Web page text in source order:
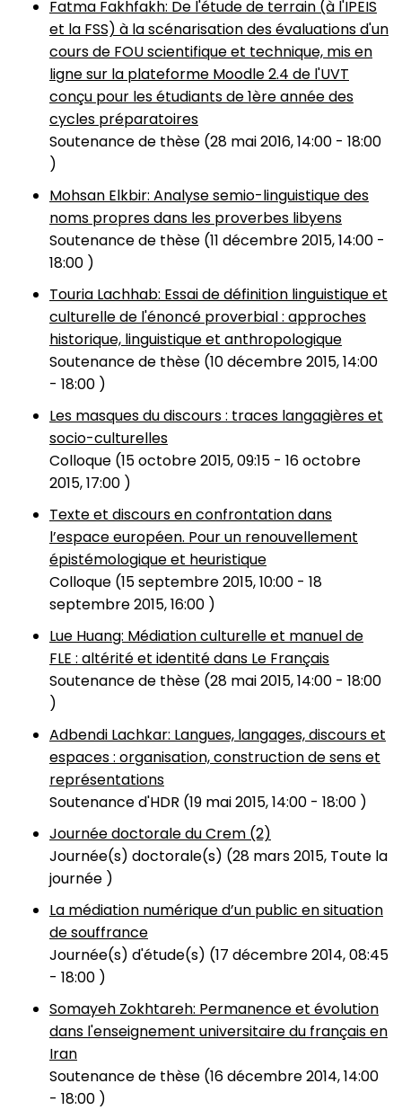
Fatma Fakhfakh: De l'étude de terrain (à l'IPEIS
et la FSS) à la scénarisation des évaluations d'un
cours de FOU scientifique et technique, mis en
ligne sur la plateforme Moodle 2.4 de l'UVT
conçu pour les étudiants de 1ère année des
cycles préparatoires
Soutenance de thèse (28 mai 2016, 14:00 - 18:00
)
Mohsan Elkbir: Analyse semio-linguistique des
noms propres dans les proverbes libyens
Soutenance de thèse (11 décembre 2015, 14:00 -
18:00 )
Touria Lachhab: Essai de définition linguistique et
culturelle de l'énoncé proverbial : approches
historique, linguistique et anthropologique
Soutenance de thèse (10 décembre 2015, 14:00
- 18:00 )
Les masques du discours : traces langagières et
socio-culturelles
Colloque (15 octobre 2015, 09:15 - 16 octobre
2015, 17:00 )
Texte et discours en confrontation dans
l’espace européen. Pour un renouvellement
épistémologique et heuristique
Colloque (15 septembre 2015, 10:00 - 18
septembre 2015, 16:00 )
Lue Huang: Médiation culturelle et manuel de
FLE : altérité et identité dans Le Français
Soutenance de thèse (28 mai 2015, 14:00 - 18:00
)
Adbendi Lachkar: Langues, langages, discours et
espaces : organisation, construction de sens et
représentations
Soutenance d'HDR (19 mai 2015, 14:00 - 18:00 )
Journée doctorale du Crem (2)
Journée(s) doctorale(s) (28 mars 2015, Toute la
journée )
La médiation numérique d’un public en situation
de souffrance
Journée(s) d'étude(s) (17 décembre 2014, 08:45
- 18:00 )
Somayeh Zokhtareh: Permanence et évolution
dans l'enseignement universitaire du français en
Iran
Soutenance de thèse (16 décembre 2014, 14:00
- 18:00 )